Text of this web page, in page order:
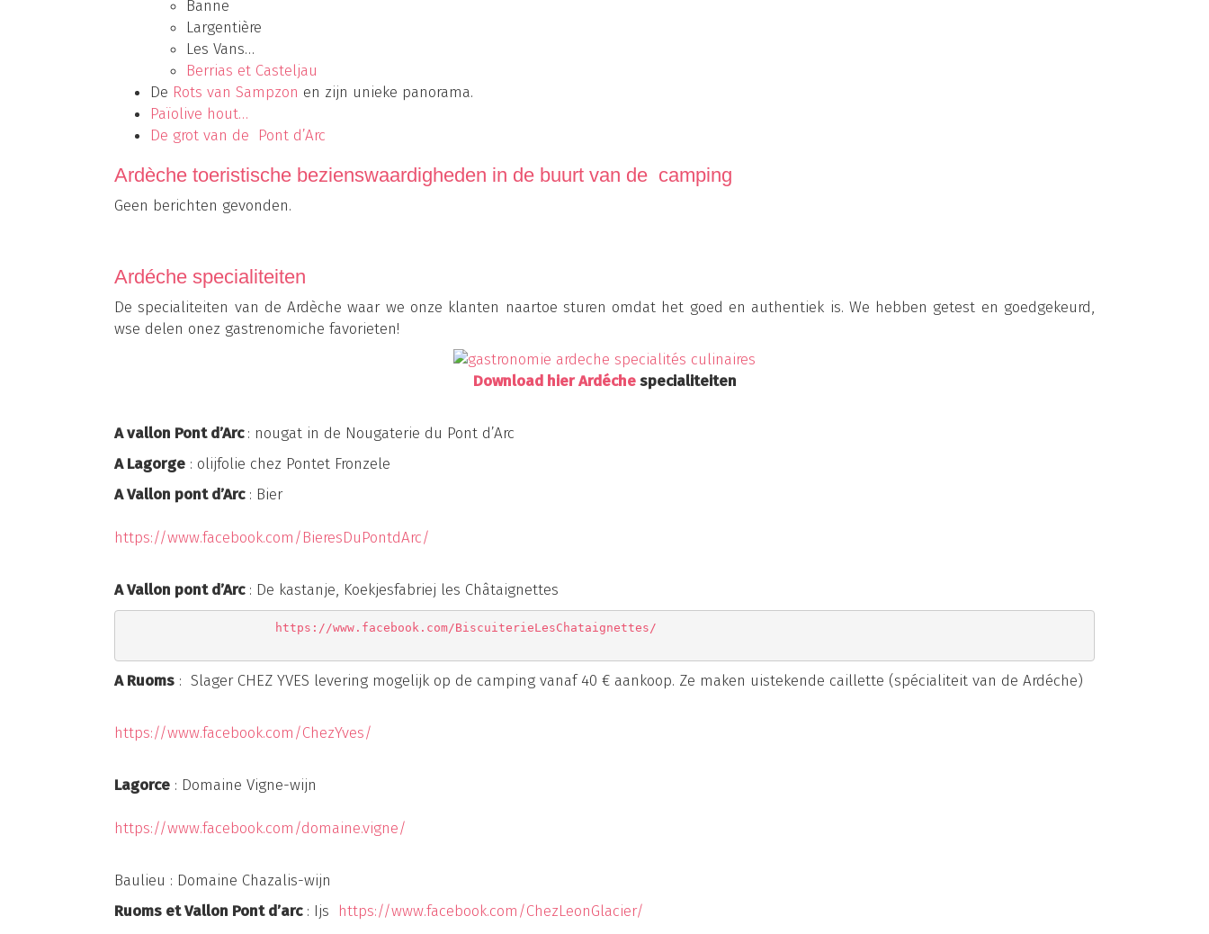
Banne
Largentière
Les Vans…
Berrias et Casteljau
De Rots van Sampzon en zijn unieke panorama.
Païolive hout…
De grot van de Pont d’Arc
Ardèche toeristische bezienswaardigheden in de buurt van de camping
Geen berichten gevonden.
Ardéche specialiteiten
De specialiteiten van de Ardèche waar we onze klanten naartoe sturen omdat het goed en authentiek is. We hebben getest en goedgekeurd,
wse delen onez gastrenomiche favorieten!
Download hierArdéchespecialiteiten
A vallon Pont d’Arc: nougat in de Nougaterie du Pont d’Arc
A Lagorge : olijfolie chez Pontet Fronzele
A Vallon pont d’Arc: Bier
https://www.facebook.com/BieresDuPontdArc/
A Vallon pont d’Arc: De kastanje, Koekjesfabriej les Châtaignettes
https://www.facebook.com/BiscuiterieLesChataignettes/
A Ruoms : Slager CHEZ YVES levering mogelijk op de camping vanaf 40 € aankoop. Ze maken uistekende caillette (spécialiteit van de Ardéche)
https://www.facebook.com/ChezYves/
Lagorce : Domaine Vigne-wijn
https://www.facebook.com/domaine.vigne/
Baulieu : Domaine Chazalis-wijn
Ruoms et Vallon Pont d’arc: Ijs https://www.facebook.com/ChezLeonGlacier/